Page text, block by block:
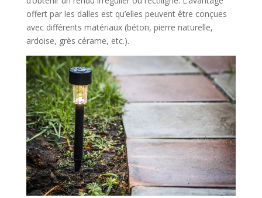
offert par les dalles est qu’elles peuvent être conçues
avec différents matériaux (béton, pierre naturelle,
ardoise, grès cérame, etc.).